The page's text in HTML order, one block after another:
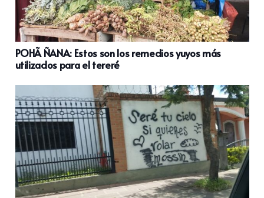
POHÃ ÑANA: Estos son los remedios yuyos más
utilizados para el tereré